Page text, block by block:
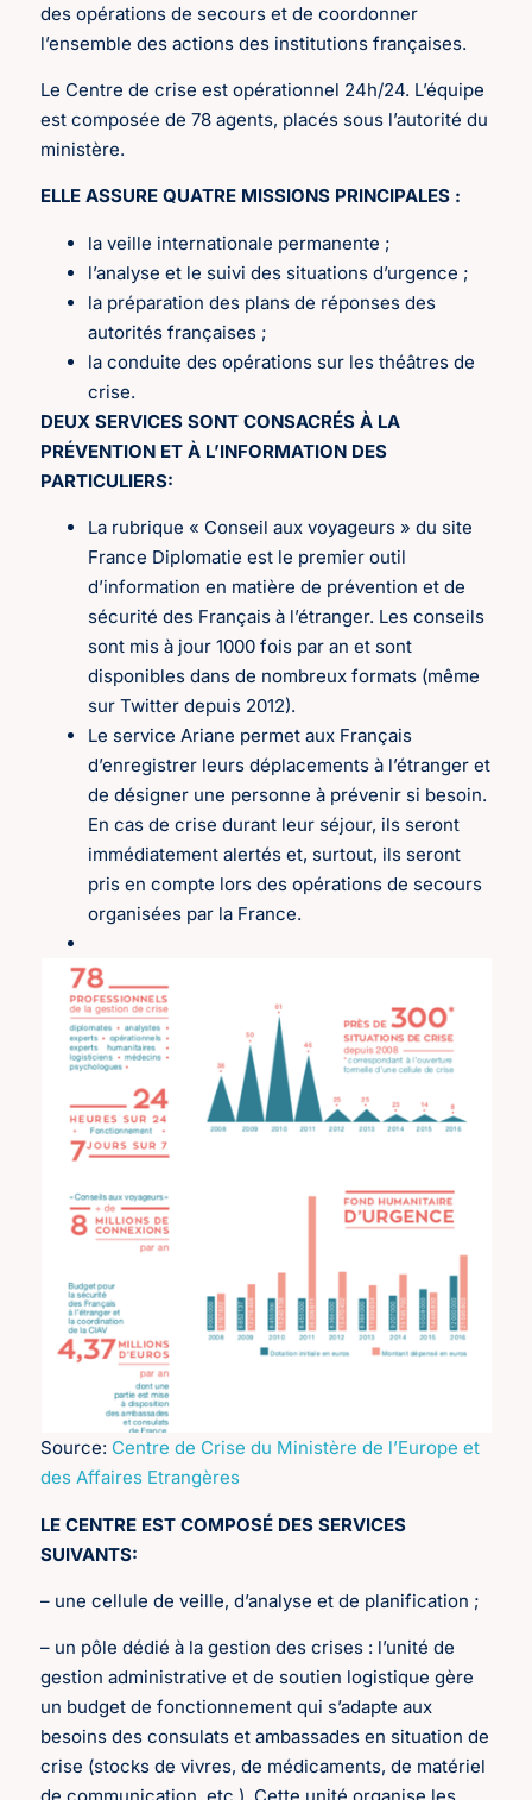
des opérations de secours et de coordonner
l’ensemble des actions des institutions françaises.
Le Centre de crise est opérationnel 24h/24. L’équipe
est composée de 78 agents, placés sous l’autorité du
ministère.
ELLE ASSURE QUATRE MISSIONS PRINCIPALES :
la veille internationale permanente ;
l’analyse et le suivi des situations d’urgence ;
la préparation des plans de réponses des
autorités françaises ;
la conduite des opérations sur les théâtres de
crise.
DEUX SERVICES SONT CONSACRÉS À LA
PRÉVENTION ET À L’INFORMATION DES
PARTICULIERS:
La rubrique « Conseil aux voyageurs » du site
France Diplomatie est le premier outil
d’information en matière de prévention et de
sécurité des Français à l’étranger. Les conseils
sont mis à jour 1000 fois par an et sont
disponibles dans de nombreux formats (même
sur Twitter depuis 2012).
Le service Ariane permet aux Français
d’enregistrer leurs déplacements à l’étranger et
de désigner une personne à prévenir si besoin.
En cas de crise durant leur séjour, ils seront
immédiatement alertés et, surtout, ils seront
pris en compte lors des opérations de secours
organisées par la France.
Source: Centre de Crise du Ministère de l’Europe et
des Affaires Etrangères
LE CENTRE EST COMPOSÉ DES SERVICES
SUIVANTS:
– une cellule de veille, d’analyse et de planification ;
– un pôle dédié à la gestion des crises : l’unité de
gestion administrative et de soutien logistique gère
un budget de fonctionnement qui s’adapte aux
besoins des consulats et ambassades en situation de
crise (stocks de vivres, de médicaments, de matériel